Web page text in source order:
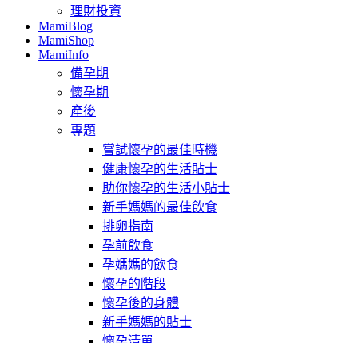
理財投資
MamiBlog
MamiShop
MamiInfo
備孕期
懷孕期
產後
專題
嘗試懷孕的最佳時機
健康懷孕的生活貼士
助你懷孕的生活小貼士
新手媽媽的最佳飲食
排卵指南
孕前飲食
孕媽媽的飲食
懷孕的階段
懷孕後的身體
新手媽媽的貼士